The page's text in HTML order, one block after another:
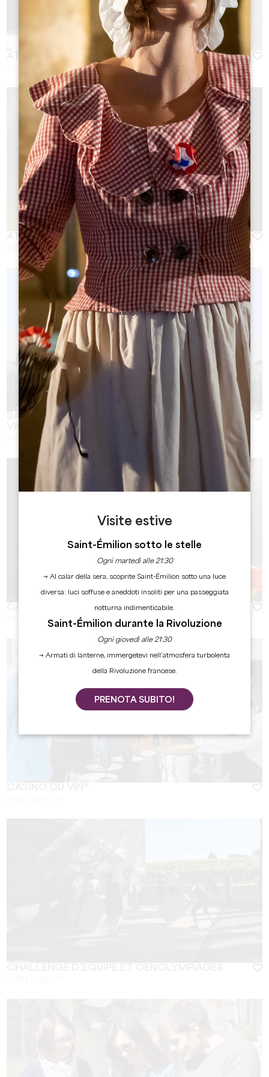
ATELIER ASSEMBLAGE
ATELIER RSE ET BIEN-ÊTRE
SAINT-EMILION
BALADE À VÉLO ET PIQUE-NIQUE DANS LES
VIGNES
SAINT-EMILION
SAINT-EMILION
Visite estive
Saint-Émilion sotto le stelle
Ogni martedì alle 21:30
→ Al calar della sera, scoprite Saint-Émilion sotto una luce
diversa: luci soffuse e aneddoti insoliti per una passeggiata
notturna indimenticabile.
Saint-Émilion durante la Rivoluzione
Ogni giovedì alle 21:30
→ Armati di lanterne, immergetevi nell’atmosfera turbolenta
della Rivoluzione francese.
PRENOTA SUBITO!